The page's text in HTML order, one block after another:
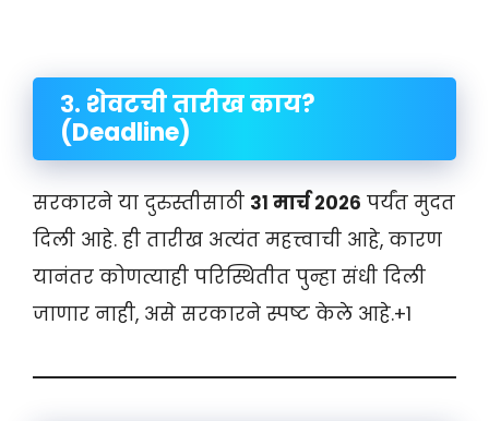
३. शेवटची तारीख काय?
(Deadline)
सरकारने या दुरुस्तीसाठी ३१ मार्च २०२६ पर्यंत मुदत
दिली आहे. ही तारीख अत्यंत महत्त्वाची आहे, कारण
यानंतर कोणत्याही परिस्थितीत पुन्हा संधी दिली
जाणार नाही, असे सरकारने स्पष्ट केले आहे.+1